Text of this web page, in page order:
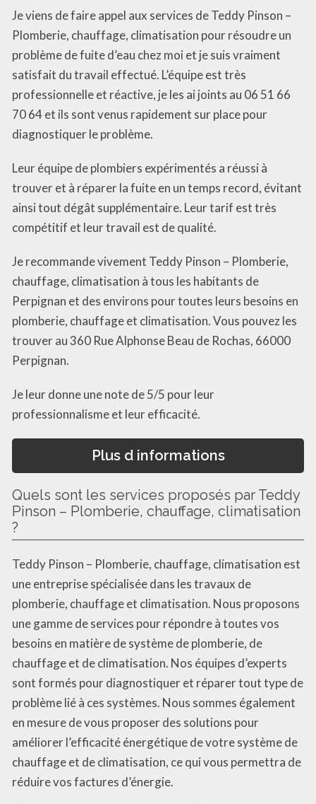
Je viens de faire appel aux services de Teddy Pinson –
Plomberie, chauffage, climatisation pour résoudre un
problème de fuite d’eau chez moi et je suis vraiment
satisfait du travail effectué. L’équipe est très
professionnelle et réactive, je les ai joints au 06 51 66
70 64 et ils sont venus rapidement sur place pour
diagnostiquer le problème.
Leur équipe de plombiers expérimentés a réussi à
trouver et à réparer la fuite en un temps record, évitant
ainsi tout dégât supplémentaire. Leur tarif est très
compétitif et leur travail est de qualité.
Je recommande vivement Teddy Pinson – Plomberie,
chauffage, climatisation à tous les habitants de
Perpignan et des environs pour toutes leurs besoins en
plomberie, chauffage et climatisation. Vous pouvez les
trouver au 360 Rue Alphonse Beau de Rochas, 66000
Perpignan.
Je leur donne une note de 5/5 pour leur
professionnalisme et leur efficacité.
Plus d informations
Quels sont les services proposés par Teddy
Pinson – Plomberie, chauffage, climatisation
?
Teddy Pinson – Plomberie, chauffage, climatisation est
une entreprise spécialisée dans les travaux de
plomberie, chauffage et climatisation. Nous proposons
une gamme de services pour répondre à toutes vos
besoins en matière de système de plomberie, de
chauffage et de climatisation. Nos équipes d’experts
sont formés pour diagnostiquer et réparer tout type de
problème lié à ces systèmes. Nous sommes également
en mesure de vous proposer des solutions pour
améliorer l’efficacité énergétique de votre système de
chauffage et de climatisation, ce qui vous permettra de
réduire vos factures d’énergie.